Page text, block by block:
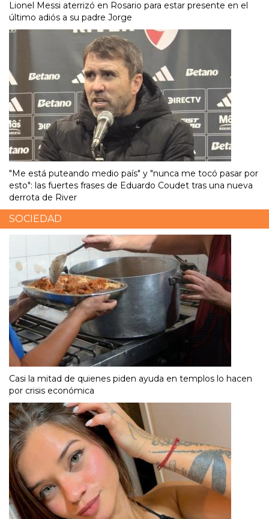
Lionel Messi aterrizó en Rosario para estar presente en el
último adiós a su padre Jorge
"Me está puteando medio país" y "nunca me tocó pasar por
esto": las fuertes frases de Eduardo Coudet tras una nueva
derrota de River
SOCIEDAD
Casi la mitad de quienes piden ayuda en templos lo hacen
por crisis económica